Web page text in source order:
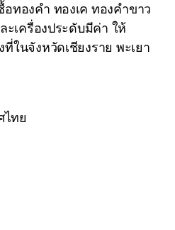
อทองคำ ทองเค ทองคำขาว
ะเครื่องประดับมีค่า ให้
ในจังหวัดเชียงราย พะเยา
ไทย